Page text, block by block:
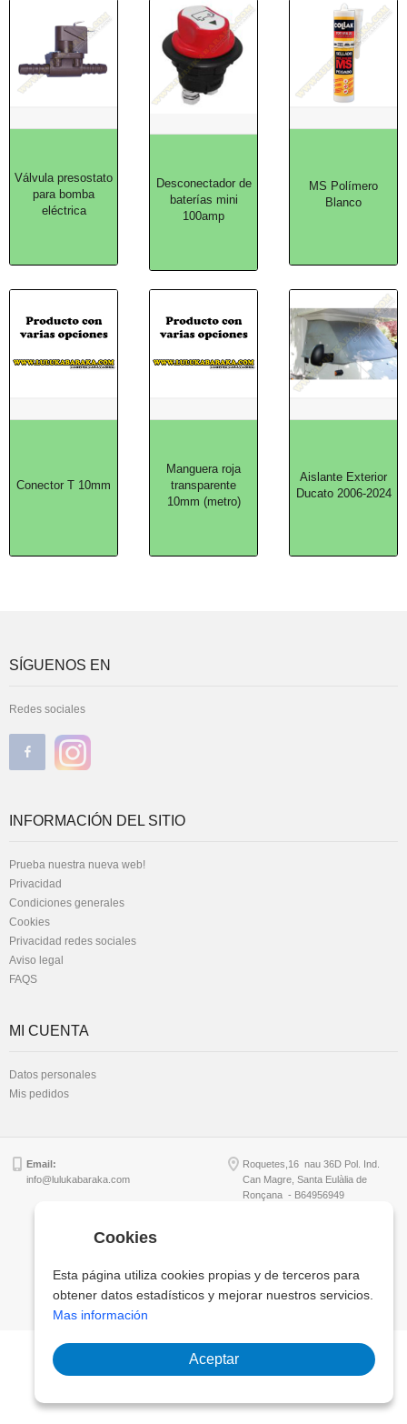
Válvula presostato
para bomba
eléctrica
Desconectador de
baterías mini
100amp
MS Polímero
Blanco
Conector T 10mm
Manguera roja
transparente
10mm (metro)
Aislante Exterior
Ducato 2006-2024
SÍGUENOS EN
Redes sociales
INFORMACIÓN DEL SITIO
Prueba nuestra nueva web!
Privacidad
Condiciones generales
Cookies
Privacidad redes sociales
Aviso legal
FAQS
MI CUENTA
Datos personales
Mis pedidos
Email:
info@lulukabaraka.com
Roquetes,16 nau 36D Pol. Ind.
Can Magre, Santa Eulàlia de
Ronçana - B64956949
Cookies
Esta página utiliza cookies propias y de terceros para
obtener datos estadísticos y mejorar nuestros servicios.
Mas información
Aceptar